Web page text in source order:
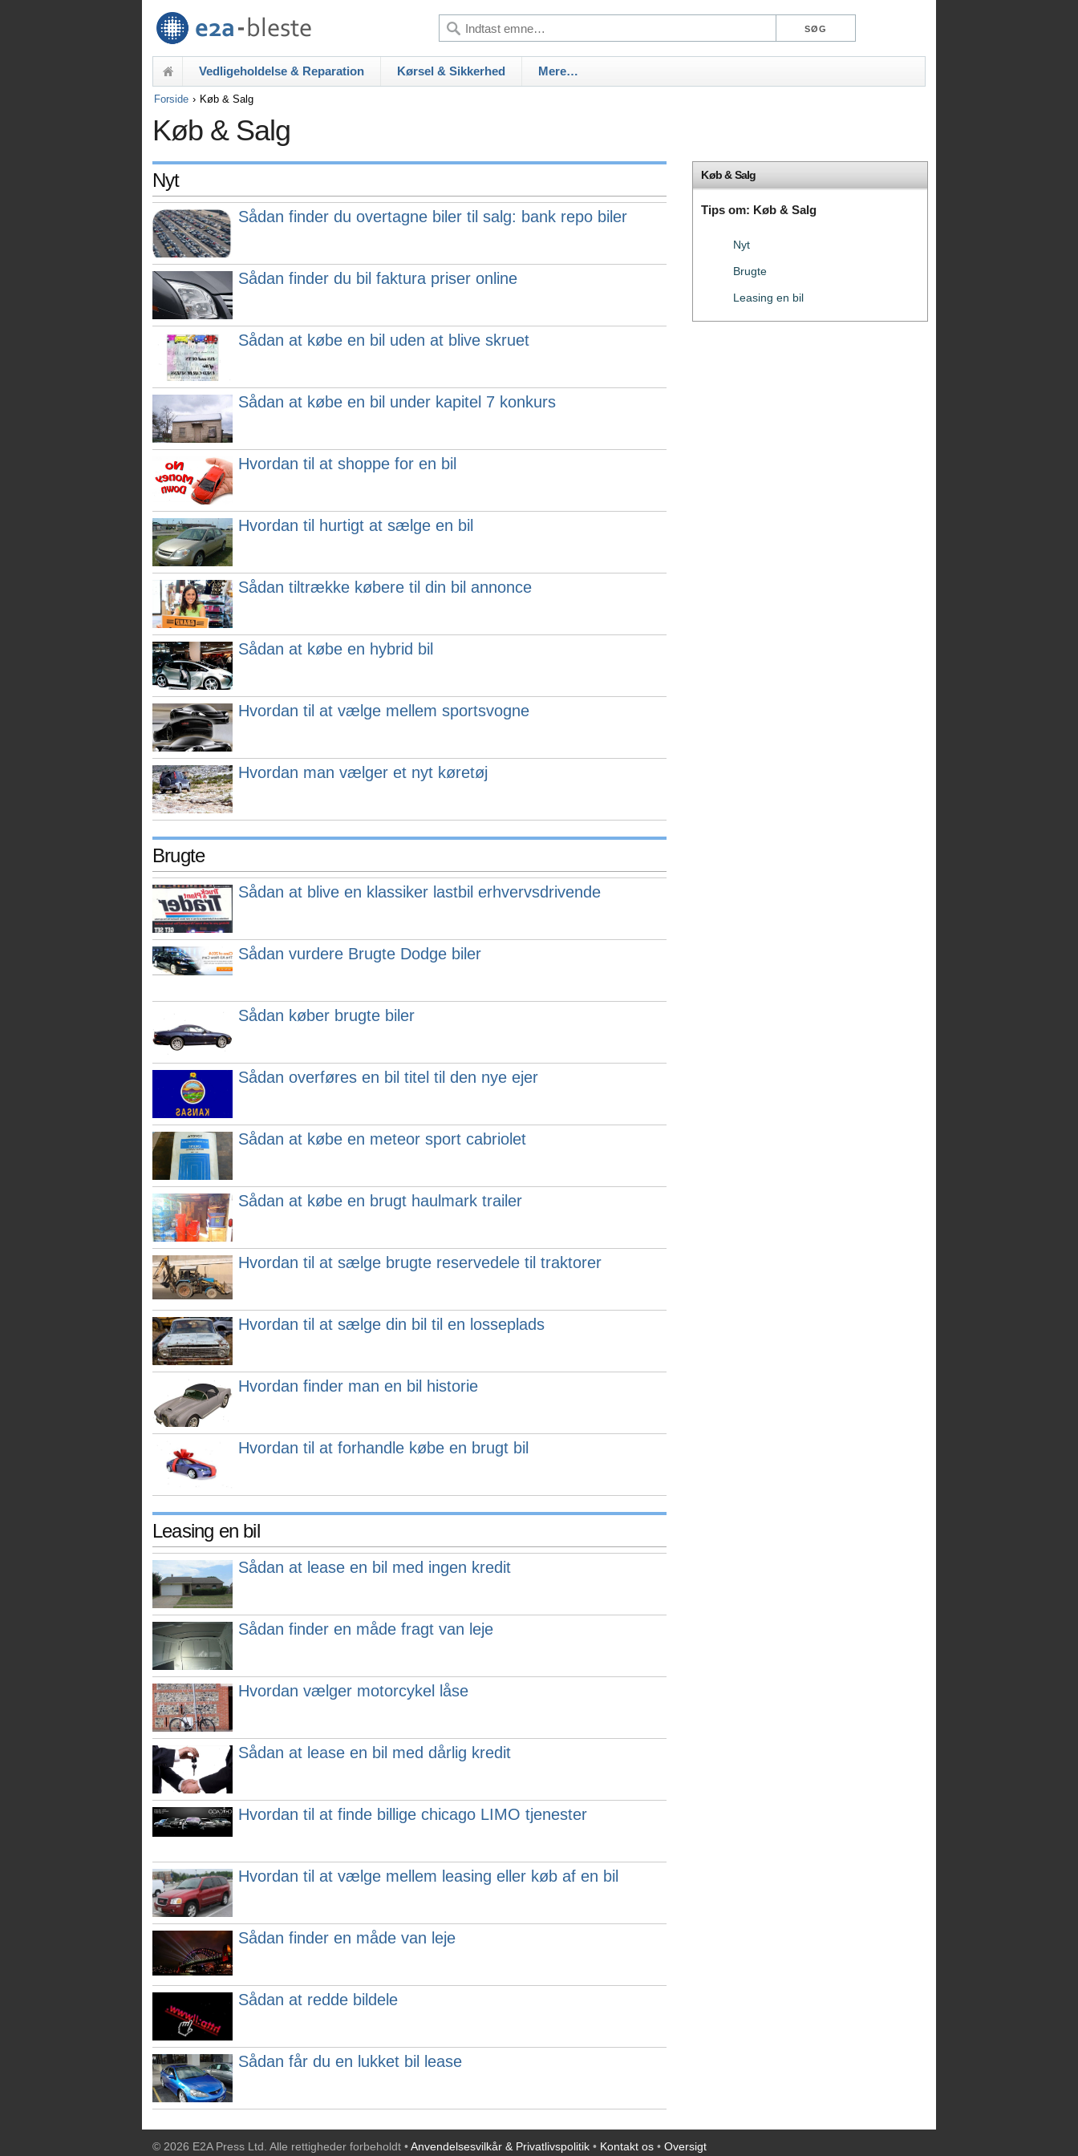
Vedligeholdelse & Reparation Kørsel & Sikkerhed Mere…
Forside Køb & Salg
Køb & Salg
Nyt
Sådan finder du overtagne biler til salg: bank repo biler
Sådan finder du bil faktura priser online
Sådan at købe en bil uden at blive skruet
Sådan at købe en bil under kapitel 7 konkurs
Hvordan til at shoppe for en bil
Hvordan til hurtigt at sælge en bil
Sådan tiltrække købere til din bil annonce
Sådan at købe en hybrid bil
Hvordan til at vælge mellem sportsvogne
Hvordan man vælger et nyt køretøj
Brugte
Sådan at blive en klassiker lastbil erhvervsdrivende
Sådan vurdere Brugte Dodge biler
Sådan køber brugte biler
Sådan overføres en bil titel til den nye ejer
Sådan at købe en meteor sport cabriolet
Sådan at købe en brugt haulmark trailer
Hvordan til at sælge brugte reservedele til traktorer
Hvordan til at sælge din bil til en losseplads
Hvordan finder man en bil historie
Hvordan til at forhandle købe en brugt bil
Leasing en bil
Sådan at lease en bil med ingen kredit
Sådan finder en måde fragt van leje
Hvordan vælger motorcykel låse
Sådan at lease en bil med dårlig kredit
Hvordan til at finde billige chicago LIMO tjenester
Hvordan til at vælge mellem leasing eller køb af en bil
Sådan finder en måde van leje
Sådan at redde bildele
Sådan får du en lukket bil lease
Køb & Salg
Tips om: Køb & Salg
Nyt
Brugte
Leasing en bil
© 2026 E2A Press Ltd. Alle rettigheder forbeholdt •Anvendelsesvilkår & Privatlivspolitik • Kontakt os • Oversigt